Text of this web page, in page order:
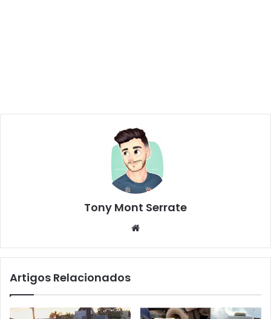
Tony Mont Serrate
te
Artigos Relacionados